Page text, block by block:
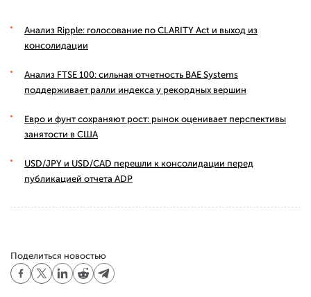
Анализ Ripple: голосование по CLARITY Act и выход из
консолидации
Анализ FTSE 100: сильная отчетность BAE Systems
поддерживает ралли индекса у рекордных вершин
Евро и фунт сохраняют рост: рынок оценивает перспективы
занятости в США
USD/JPY и USD/CAD перешли к консолидации перед
публикацией отчета ADP
Поделиться новостью